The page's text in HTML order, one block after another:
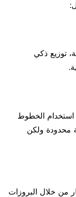
توزيع ذكي
استخدام الخطوط
محدودة ولكن
من خلال البروزات